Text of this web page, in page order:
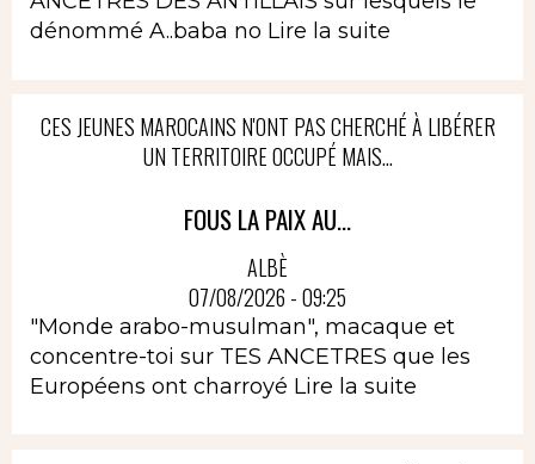
dénommé A..baba no Lire la suite
CES JEUNES MAROCAINS N'ONT PAS CHERCHÉ À LIBÉRER
UN TERRITOIRE OCCUPÉ MAIS...
FOUS LA PAIX AU...
ALBÈ
07/08/2026 - 09:25
"Monde arabo-musulman", macaque et
concentre-toi sur TES ANCETRES que les
Européens ont charroyé Lire la suite